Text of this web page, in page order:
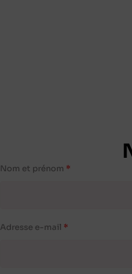
Nom et prénom
Adresse e-mail